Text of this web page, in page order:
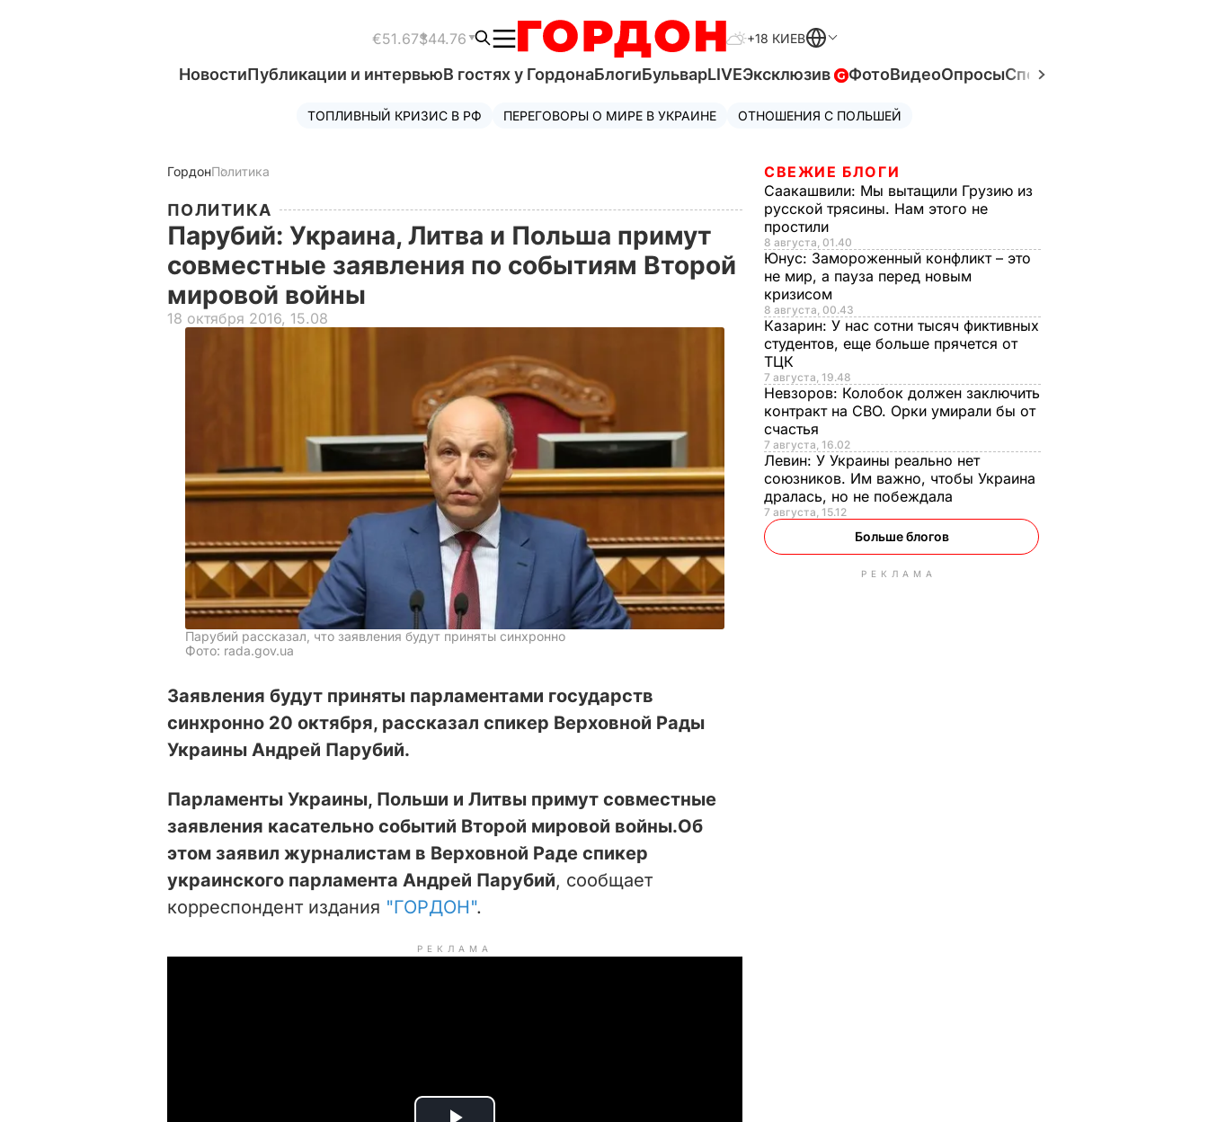
€51.67$44.76 +18 КИЕВ
НовостиПубликации и интервьюВ гостях у ГордонаБлогиБульварLIVEЭксклюзив ФотоВидеоОпросыСпецпроекты
ТОПЛИВНЫЙ КРИЗИС В РФ ПЕРЕГОВОРЫ О МИРЕ В УКРАИНЕ ОТНОШЕНИЯ С ПОЛЬШЕЙ
ГордонПолитика
ПОЛИТИКА
Парубий: Украина, Литва и Польша примут
совместные заявления по событиям Второй
мировой войны
18 октября 2016, 15.08
Парубий рассказал, что заявления будут приняты синхронно
Фото: rada.gov.ua
Заявления будут приняты парламентами государств
синхронно 20 октября, рассказал спикер Верховной Рады
Украины Андрей Парубий.
Парламенты Украины, Польши и Литвы примут совместные
заявления касательно событий Второй мировой войны.Об
этом заявил журналистам в Верховной Раде спикер
украинского парламента Андрей Парубий, сообщает
корреспондент издания "ГОРДОН".
РЕКЛАМА
СВЕЖИЕ БЛОГИ
Саакашвили: Мы вытащили Грузию из
русской трясины. Нам этого не
простили
8 августа, 01.40
Юнус: Замороженный конфликт – это
не мир, а пауза перед новым
кризисом
8 августа, 00.43
Казарин: У нас сотни тысяч фиктивных
студентов, еще больше прячется от
ТЦК
7 августа, 19.48
Невзоров: Колобок должен заключить
контракт на СВО. Орки умирали бы от
счастья
7 августа, 16.02
Левин: У Украины реально нет
союзников. Им важно, чтобы Украина
дралась, но не побеждала
7 августа, 15.12
Больше блогов
РЕКЛАМА